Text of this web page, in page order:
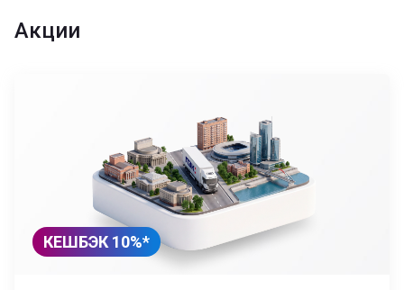
Акции
КЕШБЭК 10%*